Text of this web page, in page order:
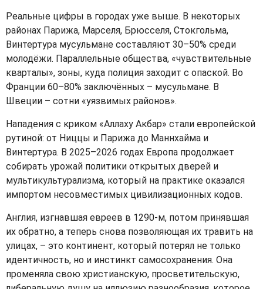
Реальные цифры в городах уже выше. В некоторых
районах Парижа, Марселя, Брюсселя, Стокгольма,
Винтертура мусульмане составляют 30–50% среди
молодёжи. Параллельные общества, «чувствительные
кварталы», зоны, куда полиция заходит с опаской. Во
Франции 60–80% заключённых – мусульмане. В
Швеции – сотни «уязвимых районов».
Нападения с криком «Аллаху Акбар» стали европейской
рутиной: от Ниццы и Парижа до Маннхайма и
Винтертура. В 2025–2026 годах Европа продолжает
собирать урожай политики открытых дверей и
мультикультурализма, который на практике оказался
импортом несовместимых цивилизационных кодов.
Англия, изгнавшая евреев в 1290‑м, потом принявшая
их обратно, а теперь снова позволяющая их травить на
улицах, – это континент, который потерял не только
идентичность, но и инстинкт самосохранения. Она
променяла свою христианскую, просветительскую,